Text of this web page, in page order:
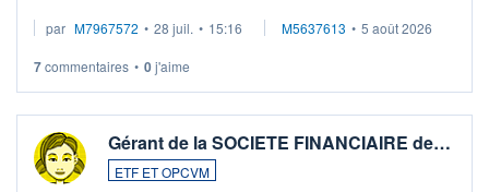
par M7967572 • 28 juil. • 15:16 M5637613 • 5 août 2026
7commentaires • 0j'aime
Gérant de la SOCIETE FINANCIAIRE de…
ETF ET OPCVM